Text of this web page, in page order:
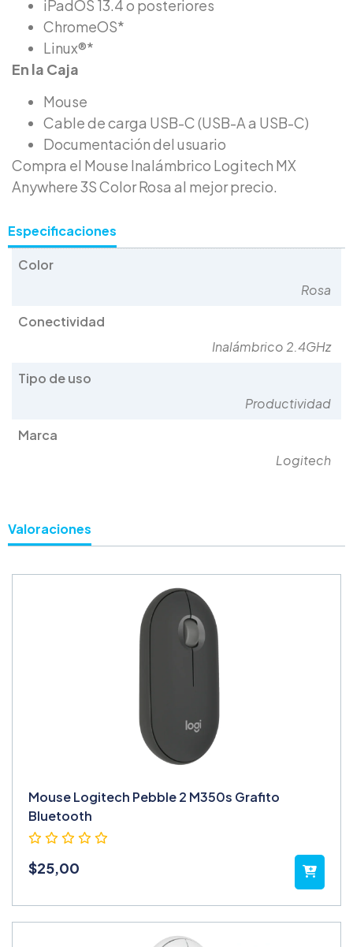
iPadOS 13.4 o posteriores
ChromeOS*
Linux®*
En la Caja
Mouse
Cable de carga USB-C (USB-A a USB-C)
Documentación del usuario
Compra el Mouse Inalámbrico Logitech MX
Anywhere 3S Color Rosa al mejor precio.
Especificaciones
Color
Rosa
Conectividad
Inalámbrico 2.4GHz
Tipo de uso
Productividad
Marca
Logitech
Valoraciones
Mouse Logitech Pebble 2 M350s Grafito
Bluetooth
$25,00